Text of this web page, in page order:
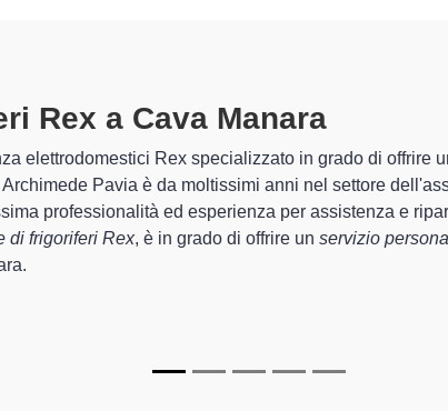
Rex A Cava Manara
Pavia sono in grado di garantire al cliente
e lariparazione del tuo frigorifero Rex a
di Archimede Pavia sono in grado di fornire
e durare a lungo nel tempo.